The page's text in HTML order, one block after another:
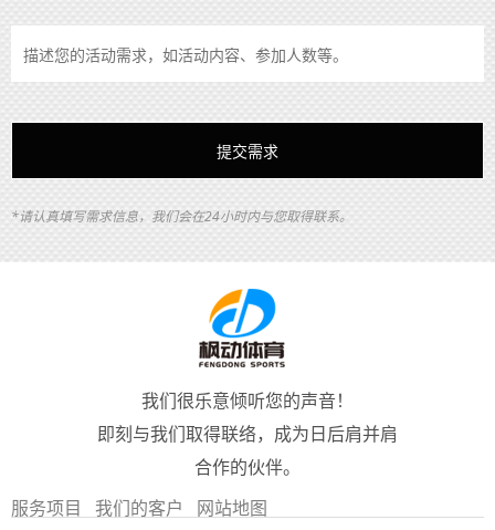
*请认真填写需求信息，我们会在24小时内与您取得联系。
我们很乐意倾听您的声音！
即刻与我们取得联络，成为日后肩并肩
合作的伙伴。
服务项目
我们的客户 网站地图